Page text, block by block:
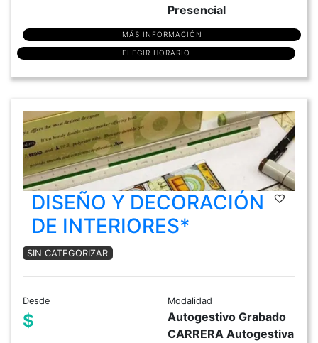
Presencial
MÁS INFORMACIÓN
ELEGIR HORARIO
DISEÑO Y DECORACIÓN
DE INTERIORES*
SIN CATEGORIZAR
Desde
$
Modalidad
Autogestivo Grabado
CARRERA Autogestiva